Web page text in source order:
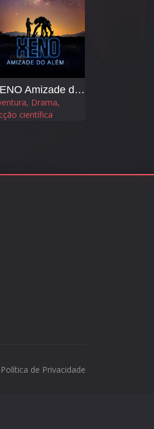
XENO Amizade do Além
Drama,
científica
Política de Privacidade